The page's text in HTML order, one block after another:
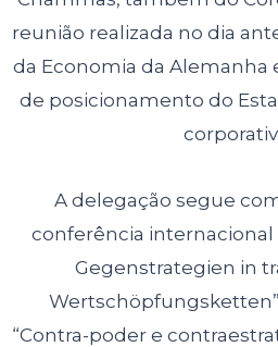
reunião realizada no dia
da Economia da Alemanha
de posicionamento do
A delegação segue
conferência
Gegenstrategien in
“Contra-poder e